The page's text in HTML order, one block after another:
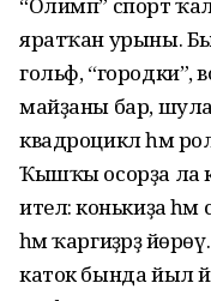
яратҡан урыны.
гольф, “городки”,
майҙаны бар,
квадроцикл һәм
Ҡышҡы осорҙа ла
ителә: конькиҙа
һәм ҡаргиҙәрҙә
каток бында йыл